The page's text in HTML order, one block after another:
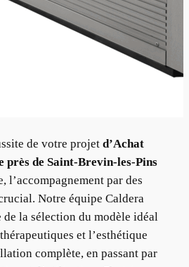
de votre projet d’Achat
près de Saint-Brevin-les-Pins
l’accompagnement par des
Notre équipe Caldera
de la sélection du modèle idéal
et l’esthétique
complète, en passant par